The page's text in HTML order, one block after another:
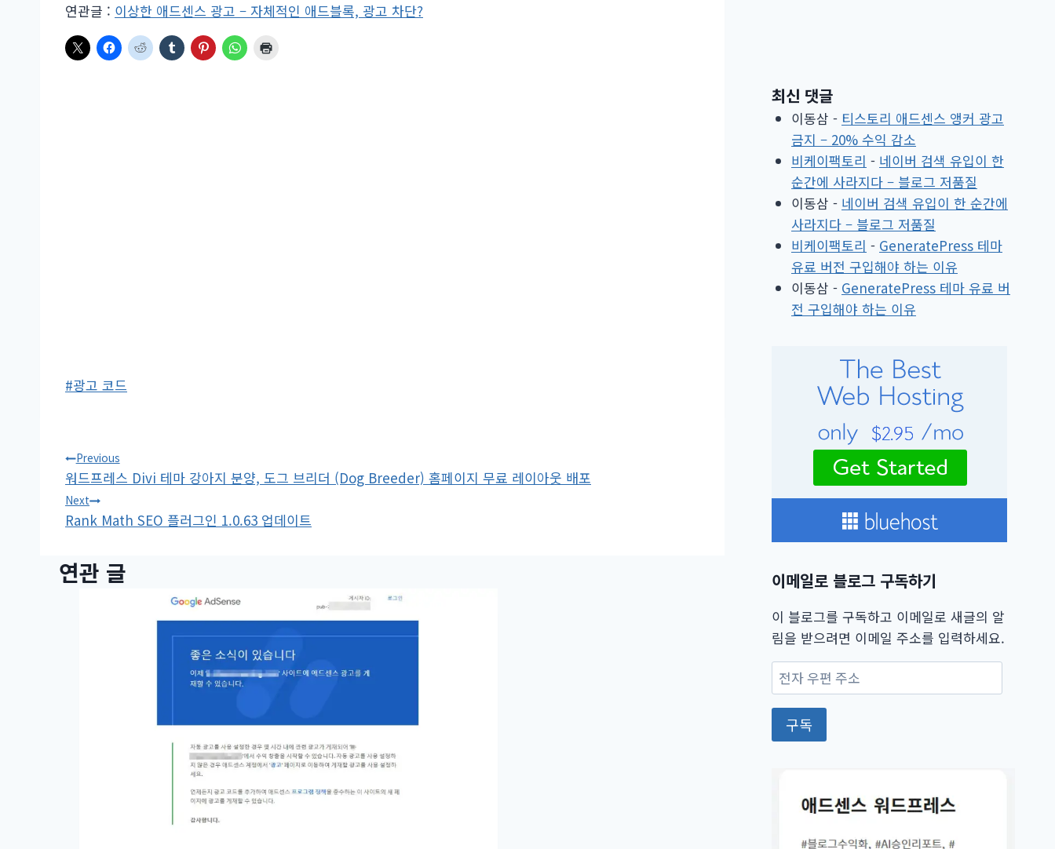
연관글 : 이상한 애드센스 광고 – 자체적인 애드블록, 광고 차단?
Post
#광고 코드
글
탐
색
Previous
워드프레스 Divi 테마 강아지 분양, 도그 브리더 (Dog Breeder) 홈페이지 무료 레이아웃 배포
Next
Rank Math SEO 플러그인 1.0.63 업데이트
연관 글
최신 댓글
이동삼 - 티스토리 애드센스 앵커 광고
금지 – 20% 수익 감소
비케이팩토리 - 네이버 검색 유입이 한
순간에 사라지다 – 블로그 저품질
이동삼 - 네이버 검색 유입이 한 순간에
사라지다 – 블로그 저품질
비케이팩토리 - GeneratePress 테마
유료 버전 구입해야 하는 이유
이동삼 - GeneratePress 테마 유료 버
전 구입해야 하는 이유
이메일로 블로그 구독하기
이 블로그를 구독하고 이메일로 새글의 알
림을 받으려면 이메일 주소를 입력하세요.
전
자
우
구독